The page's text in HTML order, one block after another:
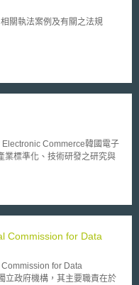
關執法案例及有關之法規
Commerce韓國電子
業標準化、技術研發之研究與
Commission for Data
for Data
立政府機構，其主要職責在於